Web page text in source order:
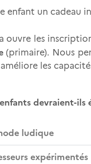
enfant un cadeau
ouvre les
(primaire). Nous
les
devraient-ils
ludique
expérimentés